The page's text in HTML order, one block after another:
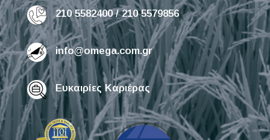
210 5582400 / 210 5579856
info@omega.com.gr
Ευκαιρίες Καριέρας